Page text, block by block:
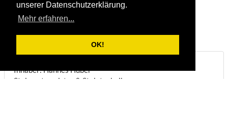
unserer Datenschutzerklärung.
Mehr erfahren...
OK!
Inhaber: Hannes Huber
Steinmetzmeister & Steintechniker